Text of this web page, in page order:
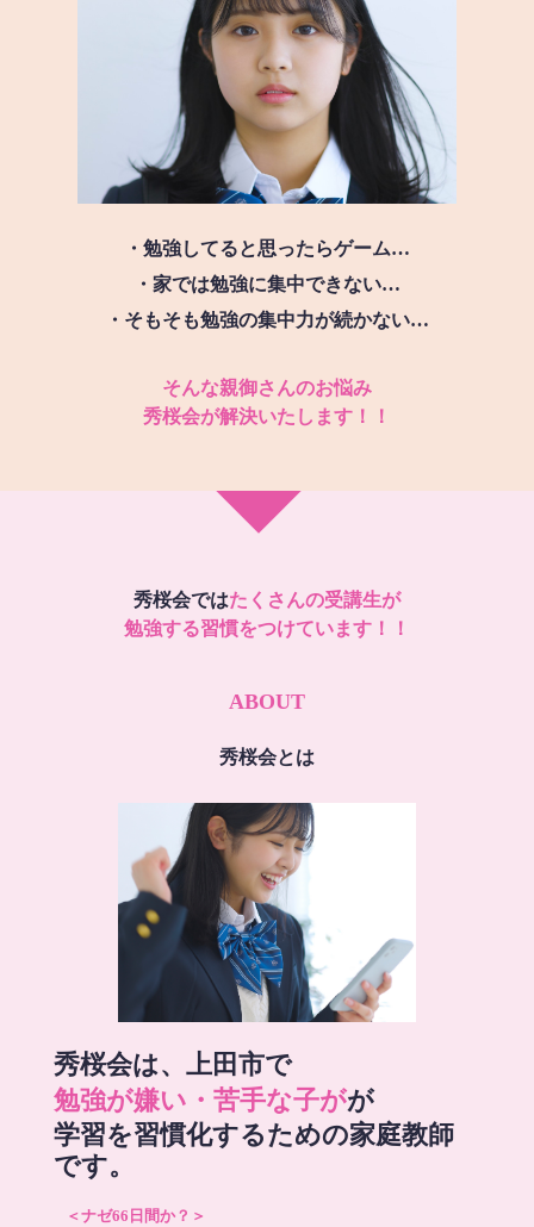
・勉強してると思ったらゲーム…
・家では勉強に集中できない…
・そもそも勉強の集中力が続かない…
そんな親御さんのお悩み
秀桜会が解決いたします！！
秀桜会ではたくさんの受講生が
勉強する習慣をつけています！！
ABOUT
秀桜会とは
秀桜会は、上田市で
勉強が嫌い・苦手な子がが
学習を習慣化するための家庭教師
です。
＜ナゼ66日間か？＞